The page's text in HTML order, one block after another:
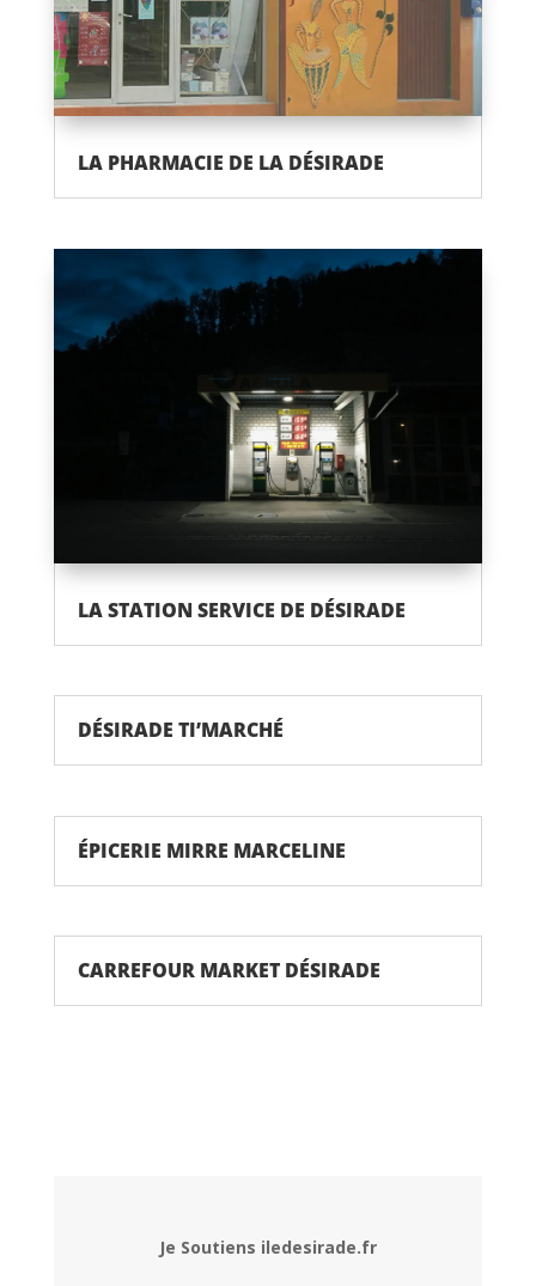
LA PHARMACIE DE LA DÉSIRADE
LA STATION SERVICE DE DÉSIRADE
DÉSIRADE TI’MARCHÉ
ÉPICERIE MIRRE MARCELINE
CARREFOUR MARKET DÉSIRADE
Je Soutiens iledesirade.fr